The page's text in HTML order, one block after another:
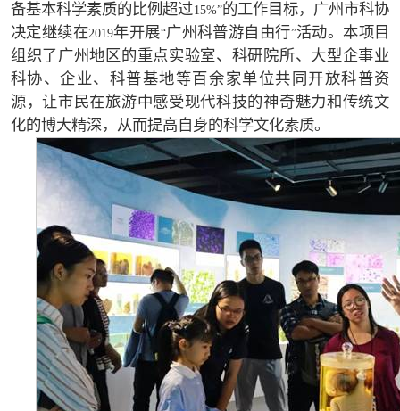
备基本科学素质的比例超过15%”的工作目标，广州市科协
决定继续在2019年开展“广州科普游自由行”活动。本项目
组织了广州地区的重点实验室、科研院所、大型企事业
科协、企业、科普基地等百余家单位共同开放科普资
源，让市民在旅游中感受现代科技的神奇魅力和传统文
化的博大精深，从而提高自身的科学文化素质。